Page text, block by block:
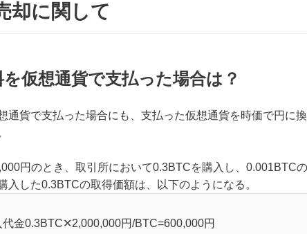
却に関して
仮想通貨で支払った場合は？
通貨で支払った場合にも、支払った仮想通貨を時価で円に
円のとき、取引所において0.3BTCを購入し、0.001BTC
入した0.3BTCの取得価額は、以下のようになる。
代金0.3BTC✕2,000,000円/BTC=600,000円